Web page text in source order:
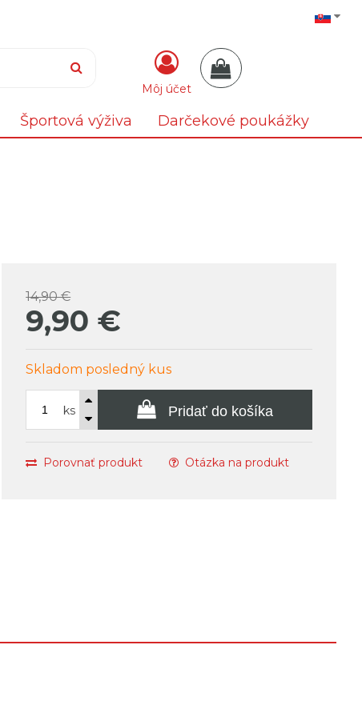
Môj účet
Športová výživa Darčekové poukážky
14,90 €
9,90 €
Skladom posledný kus
ks Pridať do košíka
Porovnať produkt Otázka na produkt